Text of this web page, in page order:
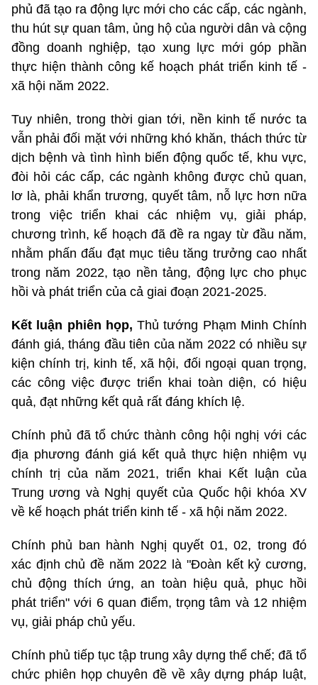
phủ đã tạo ra động lực mới cho các cấp, các ngành,
thu hút sự quan tâm, ủng hộ của người dân và cộng
đồng doanh nghiệp, tạo xung lực mới góp phần
thực hiện thành công kế hoạch phát triển kinh tế -
xã hội năm 2022.
Tuy nhiên, trong thời gian tới, nền kinh tế nước ta
vẫn phải đối mặt với những khó khăn, thách thức từ
dịch bệnh và tình hình biến động quốc tế, khu vực,
đòi hỏi các cấp, các ngành không được chủ quan,
lơ là, phải khẩn trương, quyết tâm, nỗ lực hơn nữa
trong việc triển khai các nhiệm vụ, giải pháp,
chương trình, kế hoạch đã đề ra ngay từ đầu năm,
nhằm phấn đấu đạt mục tiêu tăng trưởng cao nhất
trong năm 2022, tạo nền tảng, động lực cho phục
hồi và phát triển của cả giai đoạn 2021-2025.
Kết luận phiên họp, Thủ tướng Phạm Minh Chính
đánh giá, tháng đầu tiên của năm 2022 có nhiều sự
kiện chính trị, kinh tế, xã hội, đối ngoại quan trọng,
các công việc được triển khai toàn diện, có hiệu
quả, đạt những kết quả rất đáng khích lệ.
Chính phủ đã tổ chức thành công hội nghị với các
địa phương đánh giá kết quả thực hiện nhiệm vụ
chính trị của năm 2021, triển khai Kết luận của
Trung ương và Nghị quyết của Quốc hội khóa XV
về kế hoạch phát triển kinh tế - xã hội năm 2022.
Chính phủ ban hành Nghị quyết 01, 02, trong đó
xác định chủ đề năm 2022 là "Đoàn kết kỷ cương,
chủ động thích ứng, an toàn hiệu quả, phục hồi
phát triển" với 6 quan điểm, trọng tâm và 12 nhiệm
vụ, giải pháp chủ yếu.
Chính phủ tiếp tục tập trung xây dựng thể chế; đã tổ
chức phiên họp chuyên đề về xây dựng pháp luật,